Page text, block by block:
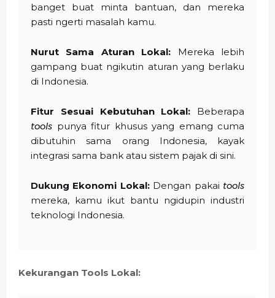
banget buat minta bantuan, dan mereka
pasti ngerti masalah kamu.
Nurut Sama Aturan Lokal: Mereka lebih
gampang buat ngikutin aturan yang berlaku
di Indonesia.
Fitur Sesuai Kebutuhan Lokal: Beberapa
tools punya fitur khusus yang emang cuma
dibutuhin sama orang Indonesia, kayak
integrasi sama bank atau sistem pajak di sini.
Dukung Ekonomi Lokal:Dengan pakai tools
mereka, kamu ikut bantu ngidupin industri
teknologi Indonesia.
Kekurangan Tools Lokal: